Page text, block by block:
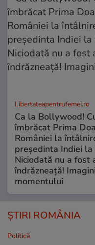
Libertateapentrufemei.ro
Ca la Bollywood!
îmbrăcat Prima
României la
președinta Indiei la
Niciodată nu a fost
îndrăzneață!
momentului
ȘTIRI ROMÂNIA
Politică